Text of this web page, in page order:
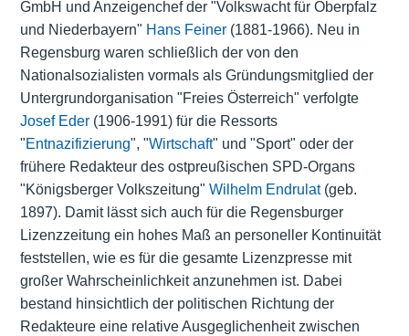
GmbH und Anzeigenchef der "Volkswacht für Oberpfalz
und Niederbayern" Hans Feiner(1881-1966). Neu in
Regensburg waren schließlich der von den
Nationalsozialisten vormals als Gründungsmitglied der
Untergrundorganisation "Freies Österreich" verfolgte
Josef Eder(1906-1991) für die Ressorts
"Entnazifizierung", "Wirtschaft" und "Sport" oder der
frühere Redakteur des ostpreußischen SPD-Organs
"Königsberger Volkszeitung" Wilhelm Endrulat(geb.
1897). Damit lässt sich auch für die Regensburger
Lizenzzeitung ein hohes Maß an personeller Kontinuität
feststellen, wie es für die gesamte Lizenzpresse mit
großer Wahrscheinlichkeit anzunehmen ist. Dabei
bestand hinsichtlich der politischen Richtung der
Redakteure eine relative Ausgeglichenheit zwischen